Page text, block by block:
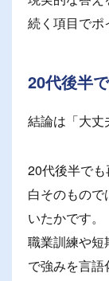
続く項目でポ
20代後半
結論は「大丈
20代後半で
白そのもの
いたかです。
職業訓練や短
で強みを言